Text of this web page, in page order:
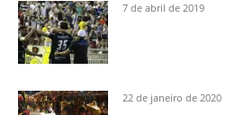
7 de abril de 2019
22 de janeiro de 2020